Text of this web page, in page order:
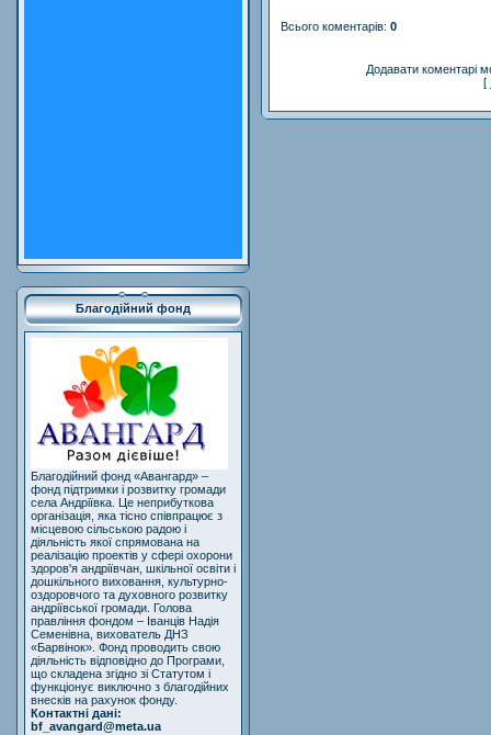
Благодійний фонд
Благодійний фонд «Авангард» –
фонд підтримки і розвитку громади
села Андріївка. Це неприбуткова
організація, яка тісно співпрацює з
місцевою сільською радою і
діяльність якої спрямована на
реалізацію проектів у сфері охорони
здоров'я андріївчан, шкільної освіти і
дошкільного виховання, культурно-
оздоровчого та духовного розвитку
андріївської громади. Голова
правління фондом – Іванців Надія
Семенівна, вихователь ДНЗ
«Барвінок». Фонд проводить свою
діяльність відповідно до Програми,
що складена згідно зі Статутом і
функціонує виключно з благодійних
внесків на рахунок фонду.
Контактні дані:
bf_avangard@meta.ua
Всього коментарів: 0
Додавати коментарі
[